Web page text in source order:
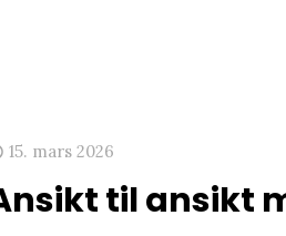
15. mars 2026
til ansikt